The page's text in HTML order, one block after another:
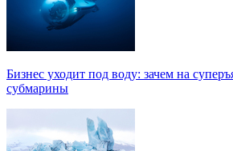
Бизнес уходит под воду: зачем на
субмарины